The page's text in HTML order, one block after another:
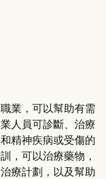
業，可以幫助有需
人員可診斷、治療
精神疾病或受傷的
，可以治療藥物，
療計劃，以及幫助